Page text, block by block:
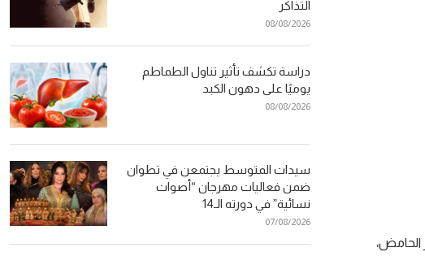
الحامض،
التذاكر
08/08/2026
دراسة تكشف تأثير تناول الطماطم
يوميًا على دهون الكبد
08/08/2026
سيدات المتوسط يجتمعن في تطوان
ضمن فعاليات مهرجان “أصوات
نسائية” في دورته الـ14
07/08/2026